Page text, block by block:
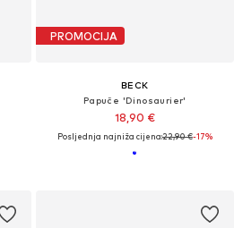
PROMOCIJA
BECK
Papuče 'Dinosaurier'
18,90 €
Posljednja najniža cijena:22,90 €-17%